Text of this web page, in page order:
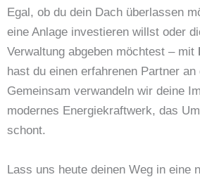
Egal, ob du dein Dach überlassen
eine Anlage investieren willst oder
Verwaltung abgeben möchtest – mit
hast du einen erfahrenen Partner an
Gemeinsam verwandeln wir deine
modernes Energiekraftwerk, das
schont.
Lass uns heute deinen Weg in eine